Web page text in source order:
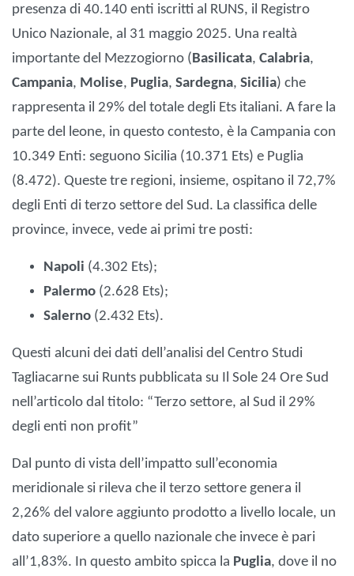
presenza di 40.140 enti iscritti al RUNS, il Registro
Unico Nazionale, al 31 maggio 2025. Una realtà
importante del Mezzogiorno (Basilicata, Calabria,
Campania, Molise, Puglia, Sardegna, Sicilia) che
rappresenta il 29% del totale degli Ets italiani. A fare la
parte del leone, in questo contesto, è la Campania con
10.349 Enti: seguono Sicilia (10.371 Ets) e Puglia
(8.472). Queste tre regioni, insieme, ospitano il 72,7%
degli Enti di terzo settore del Sud. La classifica delle
province, invece, vede ai primi tre posti:
Napoli (4.302 Ets);
Palermo (2.628 Ets);
Salerno (2.432 Ets).
Questi alcuni dei dati dell’analisi del Centro Studi
Tagliacarne sui Runts pubblicata su Il Sole 24 Ore Sud
nell’articolo dal titolo: “Terzo settore, al Sud il 29%
degli enti non profit”
Dal punto di vista dell’impatto sull’economia
meridionale si rileva che il terzo settore genera il
2,26% del valore aggiunto prodotto a livello locale, un
dato superiore a quello nazionale che invece è pari
all’1,83%. In questo ambito spicca la Puglia, dove il no